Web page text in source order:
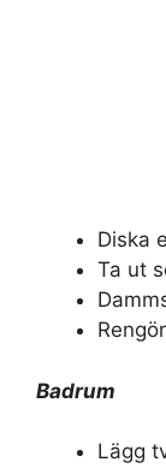
Diska
Ta ut
Badrum
Lägg